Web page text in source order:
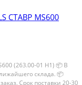
СТАВР MS600
(263.00-01 H1) 📦 В
склада. 📦
Сpок поcтaвки 20-30